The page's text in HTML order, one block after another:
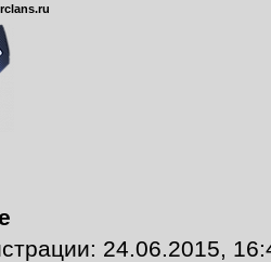
24.06.2015,